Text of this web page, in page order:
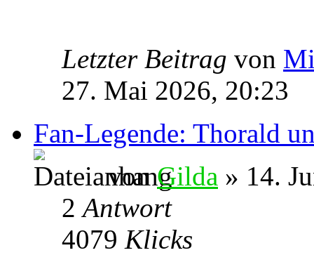
Letzter Beitrag von
27. Mai 2026, 20:23
Fan-Legende: Thorald
vonGilda » 14.
2Antwort
4079 Klicks